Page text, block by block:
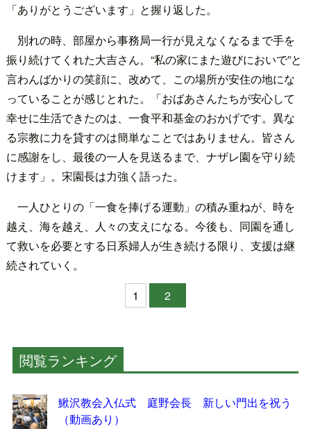
「ありがとうございます」と握り返した。
別れの時、部屋から事務局一行が見えなくなるまで手を
振り続けてくれた大吉さん。“私の家にまた遊びにおいで”と
言わんばかりの笑顔に、改めて、この場所が安住の地にな
っていることが感じとれた。「おばあさんたちが安心して
幸せに生活できたのは、一食平和基金のおかげです。異な
る宗教に力を貸すのは簡単なことではありません。皆さん
に感謝をし、最後の一人を見送るまで、ナザレ園を守り続
けます」。宋園長は力強く語った。
一人ひとりの「一食を捧げる運動」の積み重ねが、時を
越え、海を越え、人々の支えになる。今後も、同園を通し
て救いを必要とする日系婦人が生き続ける限り、支援は継
続されていく。
1
2
閲覧ランキング
鰍沢教会入仏式 庭野会長 新しい門出を祝う
（動画あり）